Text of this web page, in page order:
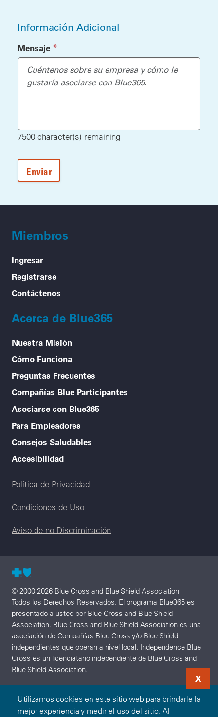
Utilizamos cookies en este sitio web para brindarle la
mejor experiencia y medir el uso del sitio. Al
X
Información Adicional
Mensaje (required)
*
7500 character(s) remaining
Miembros
Ingresar
Registrarse
Contáctenos
Acerca de Blue365
Nuestra Misión
Cómo Funciona
Preguntas Frecuentes
Compañías Blue Participantes
Asociarse con Blue365
Para Empleadores
Consejos Saludables
Accesibilidad
Legal menu
Política de Privacidad
Condiciones de Uso
Aviso de no Discriminación
© 2000-2026 Blue Cross and Blue Shield Association —
Todos los Derechos Reservados. El programa Blue365 es
presentado a usted por Blue Cross and Blue Shield
Association. Blue Cross and Blue Shield Association es una
asociación de Compañías Blue Cross y/o Blue Shield
independientes que operan a nivel local. Independence Blue
Cross es un licenciatario independiente de Blue Cross and
Blue Shield Association.